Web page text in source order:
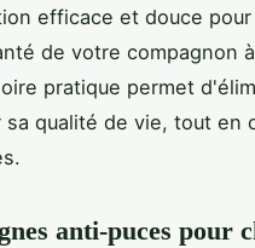
efficace et douce
de votre compagnon
pratique permet
sa qualité de vie, tout en
anti-puces pour